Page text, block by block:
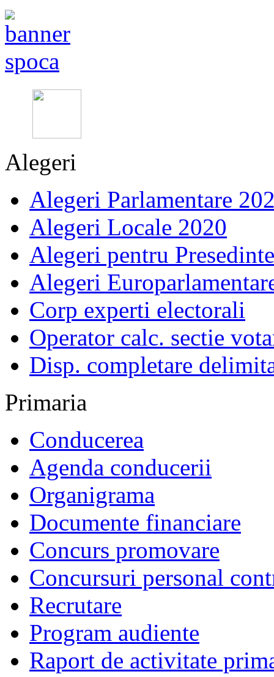
Alegeri
Alegeri Parlamentare
Alegeri Locale 2020
Alegeri pentru
Alegeri
Corp experti electorali
Operator calc. sectie
Disp. completare
Primaria
Conducerea
Agenda conducerii
Organigrama
Documente financiare
Concurs promovare
Concursuri personal
Recrutare
Program audiente
Raport de activitate